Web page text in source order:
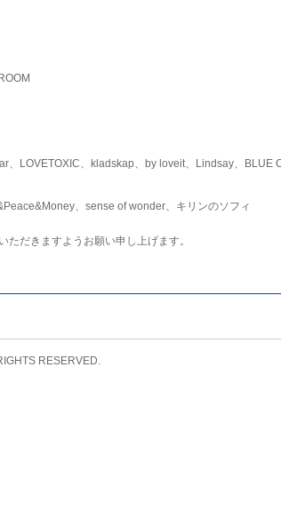
、LOVETOXIC、kladskap、by loveit、Lindsay、BLUE
、sense of wonder、キリンのソフィ
だきますようお願い申し上げます。